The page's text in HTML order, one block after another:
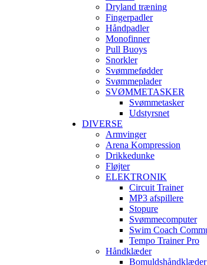
Dryland træning
Fingerpadler
Håndpadler
Monofinner
Pull Buoys
Snorkler
Svømmefødder
Svømmeplader
SVØMMETASKER
Svømmetasker
Udstyrsnet
DIVERSE
Armvinger
Arena Kompression
Drikkedunke
Fløjter
ELEKTRONIK
Circuit Trainer
MP3 afspillere
Stopure
Svømmecomputer
Swim Coach
Tempo Trainer Pro
Håndklæder
Bomuldshåndklæder